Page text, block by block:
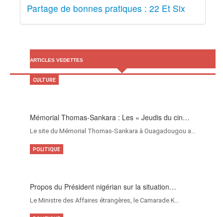
Partage de bonnes pratiques : 22 Et Six
ARTICLES VEDETTES
Mémorial Thomas-Sankara : Les « Jeudis du cin…
Le site du Mémorial Thomas-Sankara à Ouagadougou a…
CULTURE
Propos du Président nigérian sur la situation…
Le Ministre des Affaires étrangères, le Camarade K…
POLITIQUE